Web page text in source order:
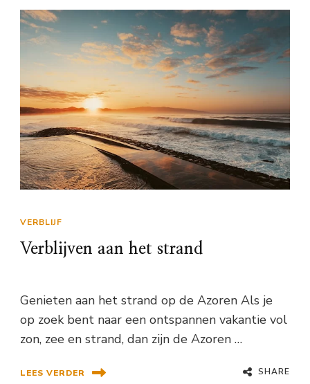
VERBLIJF
Verblijven aan het strand
Genieten aan het strand op de Azoren Als je
op zoek bent naar een ontspannen vakantie vol
zon, zee en strand, dan zijn de Azoren …
LEES VERDER SHARE